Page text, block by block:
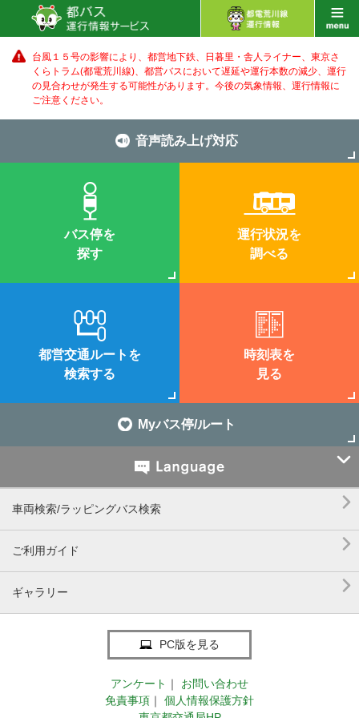
台風１５号の影響により、都営地下鉄、日暮里・舎人ライナー、東京さ
くらトラム(都電荒川線)、都営バスにおいて遅延や運行本数の減少、運行
の見合わせが発生する可能性があります。 今後の気象情報、運行情報に
ご注意ください。
音声読み上げ対応
バス停を
探す
運行状況を
調べる
都営交通ルートを
検索する
時刻表を
見る
Myバス停/ルート

車両検索/ラッピングバス検索 
ご利用ガイド 
ギャラリー 
PC版を見る
アンケート ｜
お問い合わせ
免責事項 ｜
個人情報保護方針